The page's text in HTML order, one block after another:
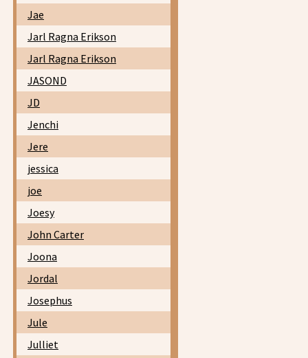
Jae
Jarl Ragna Erikson
Jarl Ragna Erikson
JASOND
JD
Jenchi
Jere
jessica
joe
Joesy
John Carter
Joona
Jordal
Josephus
Jule
Julliet